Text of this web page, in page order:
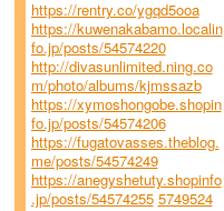
https://rentry.co/ygqd5ooa
https://kuwenakabamo.localin
fo.jp/posts/54574220
http://divasunlimited.ning.co
m/photo/albums/kjmssazb
https://xymoshongobe.shopin
fo.jp/posts/54574206
https://fugatovasses.theblog.
me/posts/54574249
https://anegyshetuty.shopinfo
.jp/posts/54574255 5749524